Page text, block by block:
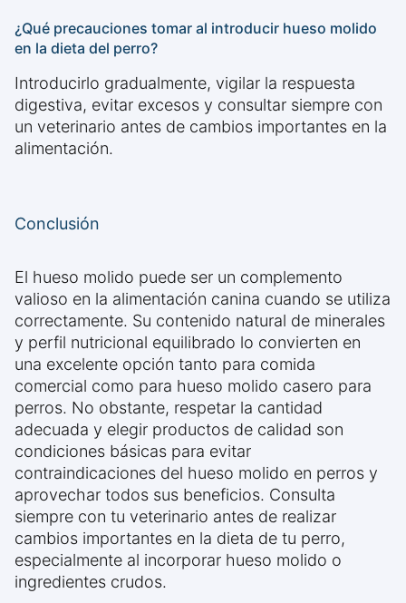
¿Qué precauciones tomar al introducir hueso molido
en la dieta del perro?
Introducirlo gradualmente, vigilar la respuesta
digestiva, evitar excesos y consultar siempre con
un veterinario antes de cambios importantes en la
alimentación.
Conclusión
El hueso molido puede ser un complemento
valioso en la alimentación canina cuando se utiliza
correctamente. Su contenido natural de minerales
y perfil nutricional equilibrado lo convierten en
una excelente opción tanto para comida
comercial como para hueso molido casero para
perros. No obstante, respetar la cantidad
adecuada y elegir productos de calidad son
condiciones básicas para evitar
contraindicaciones del hueso molido en perros y
aprovechar todos sus beneficios. Consulta
siempre con tu veterinario antes de realizar
cambios importantes en la dieta de tu perro,
especialmente al incorporar hueso molido o
ingredientes crudos.